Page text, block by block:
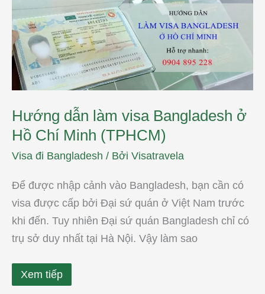
Hướng dẫn làm visa Bangladesh ở
Hồ Chí Minh (TPHCM)
Visa đi Bangladesh / Bởi Visatravela
Để được nhập cảnh vào Bangladesh, bạn cần có
visa được cấp bởi Đại sứ quán ở Việt Nam trước
khi đến. Tuy nhiên Đại sứ quán Bangladesh chỉ có
trụ sở duy nhất tại Hà Nội. Vậy làm sao
visa
Bangladesh
ở
Hồ
Chí
Minh
(TPHCM)
Xem tiếp